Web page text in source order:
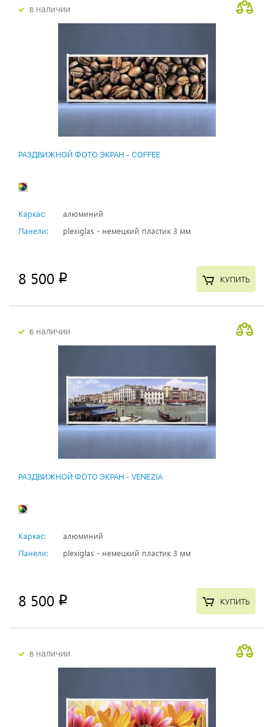
в наличии
РАЗДВИЖНОЙ ФОТО ЭКРАН - СOFFEE
Каркас:
алюминий
Панели:
plexiglas - немецкий пластик 3 мм
8 500 p КУПИТЬ
в наличии
РАЗДВИЖНОЙ ФОТО ЭКРАН - VENEZIA
Каркас:
алюминий
Панели:
plexiglas - немецкий пластик 3 мм
8 500 p КУПИТЬ
в наличии